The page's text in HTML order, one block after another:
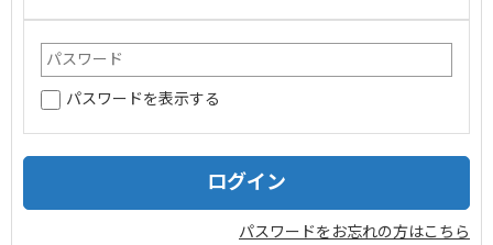
個人のお客様
法人のお客様
企業情報
採用情報
パスワードを表示する
パスワードをお忘れの方はこちら